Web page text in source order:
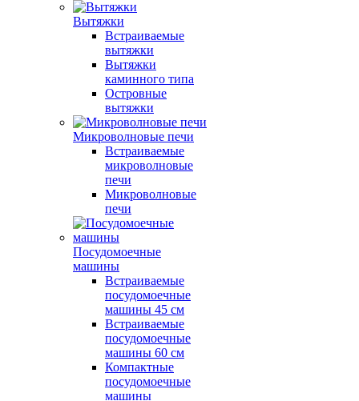
Вытяжки
Встраиваемые
вытяжки
Вытяжки
каминного типа
Островные
вытяжки
Микроволновые печи
Встраиваемые
микроволновые
печи
Микроволновые
печи
Посудомоечные
машины
Встраиваемые
посудомоечные
машины 45 см
Встраиваемые
посудомоечные
машины 60 см
Компактные
посудомоечные
машины